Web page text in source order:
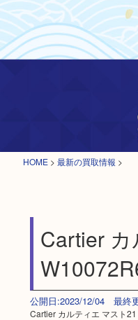
HOME > 最新の買取情報 >
Cartier
公開日:2023/12/04 最終
Cartier カルティエ マスト